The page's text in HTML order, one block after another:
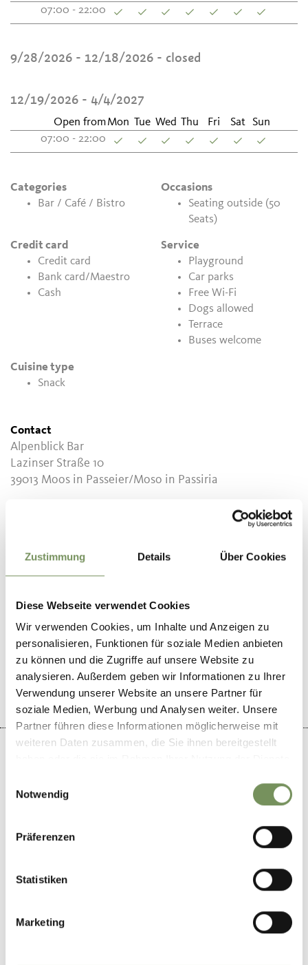
Zustimmung Details Über Cookies
Diese Webseite verwendet Cookies
Wir verwenden Cookies, um Inhalte und Anzeigen zu
personalisieren, Funktionen für soziale Medien anbieten
zu können und die Zugriffe auf unsere Website zu
analysieren. Außerdem geben wir Informationen zu Ihrer
Verwendung unserer Website an unsere Partner für
soziale Medien, Werbung und Analysen weiter. Unsere
Partner führen diese Informationen möglicherweise mit
weiteren Daten zusammen, die Sie ihnen bereitgestellt
Notwendig
Präferenzen
Statistiken
Marketing
07:00 - 22:00
9/28/2026 - 12/18/2026 - closed
12/19/2026 - 4/4/2027
Open fromMon Tue Wed Thu Fri Sat
Sun
07:00 - 22:00
Categories
Bar / Café / Bistro
Occasions
Seating outside (50
Seats)
Credit card
Credit card
Bank card/Maestro
Cash
Service
Playground
Car parks
Free Wi-Fi
Dogs allowed
Terrace
Buses welcome
Cuisine type
Snack
Contact
Alpenblick Bar
Lazinser Straße 10
39013 Moos in Passeier/Moso in Passiria
DID YOU FIND THIS CONTENT HELPFUL?
YES NO
+